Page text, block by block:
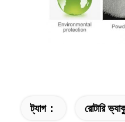
ট্যাগ： রোটারি